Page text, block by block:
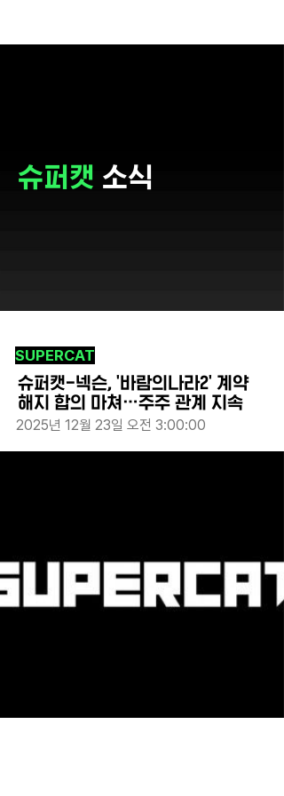
슈퍼캣 소식
SUPERCAT
슈퍼캣-넥슨, '바람의나라2' 계약
해지 합의 마쳐…주주 관계 지속
2025년 12월 23일 오전 3:00:00